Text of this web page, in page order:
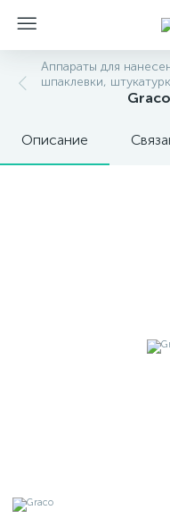
Аппараты для
шпаклевки,
Описание